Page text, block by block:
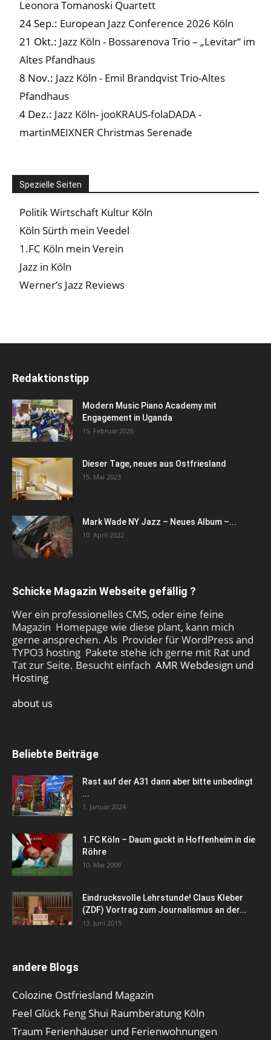
Leonora Tomanoski Quartett
24 Sep.: European Jazz Conference 2026 Köln
21 Okt.: Jazz Köln - Bossarenova Trio – „Levitar“ im
Altes Pfandhaus
8 Nov.: Jazz Köln - Emil Brandqvist Trio-Altes
Pfandhaus
4 Dez.: Jazz Köln- jooKRAUS-folaDADA -
martinMEIXNER Christmas Serenade
Spezielle Seiten
Politik Wirtschaft Kultur Köln
Köln Sürth mein Veedel
1.FC Köln mein Verein
Jazz in Köln
Werner’s Jazz Reviews
Redaktionstipp
Modern Music Piano Academy mit
Engagement in Uganda
15. Februar 2026
Dieser Tage, neues aus Ostfriesland
15. Mai 2023
Mark Wade NY Jazz – Neues Album –...
10. April 2022
Schicke Magazin Webseite gefällig ?
Wer ein professionelles CMS, oder eine feine
Magazin Homepage wie diese plant, kann mich
gerne ansprechen. Als Provider für WordPress and
TYPO3 hosting Pakete stehe ich gerne mit Rat und
Tat zur Seite. Besucht einfach AMR Webdesign und
Hosting
about us
Beliebte Beiträge
Rast auf der A31 dann aber bitte unbedingt
...
1. Januar 2024
1.FC Köln – Daum guckt in Hoffenheim in die
Röhre
10. Mai 2009
Eindrucksvolle Lehrstunde! Claus Kleber
(ZDF) Vortrag zum Journalismus an der...
13. Juni 2015
andere Blogs
Colozine Ostfriesland Magazin
Feel Glück Feng Shui Raumberatung Köln
Traum Ferienhäuser und Ferienwohnungen